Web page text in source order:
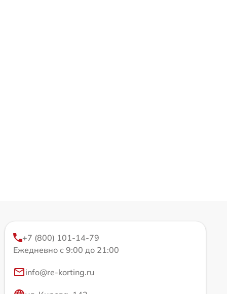
+7 (800) 101-14-79
Ежедневно с 9:00 до 21:00
info@re-korting.ru